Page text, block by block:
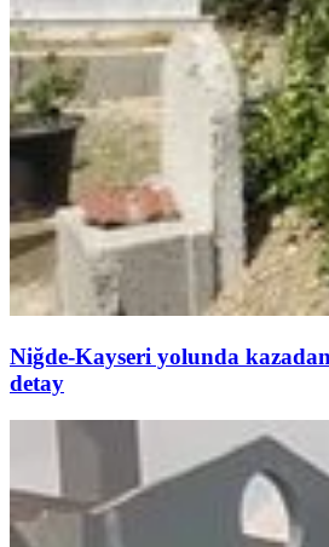
Niğde-Kayseri yolunda
detay